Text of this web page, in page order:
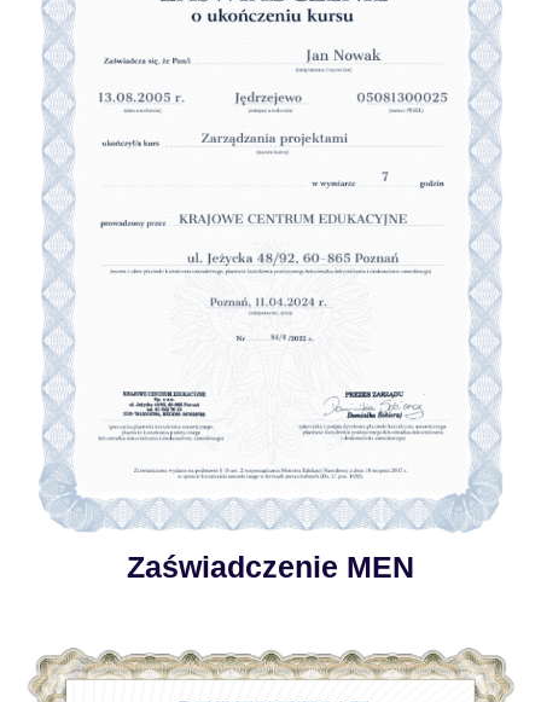
Zaświadczenie MEN